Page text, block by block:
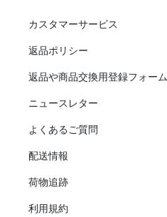
カスタマーサービス
返品ポリシー
返品や商品交換用登録フォーム
ニュースレター
よくあるご質問
配送情報
荷物追跡
利用規約